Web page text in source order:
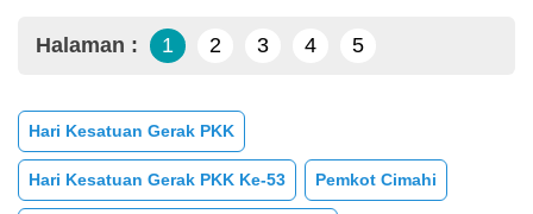
Halaman : 1 2 3 4 5
Hari Kesatuan Gerak PKK
Hari Kesatuan Gerak PKK Ke-53 Pemkot Cimahi